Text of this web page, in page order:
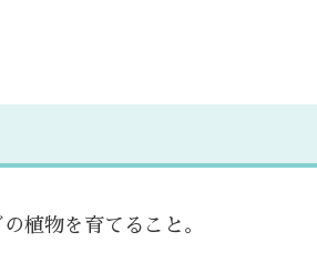
植物を育てること。